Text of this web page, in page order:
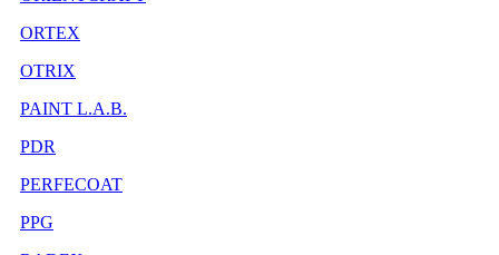
ORTEX
OTRIX
PAINT L.A.B.
PDR
PERFECOAT
PPG